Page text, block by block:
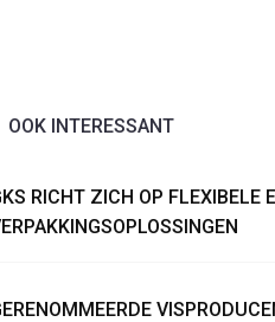
OOK INTERESSANT
RICHT ZICH OP FLEXIBELE